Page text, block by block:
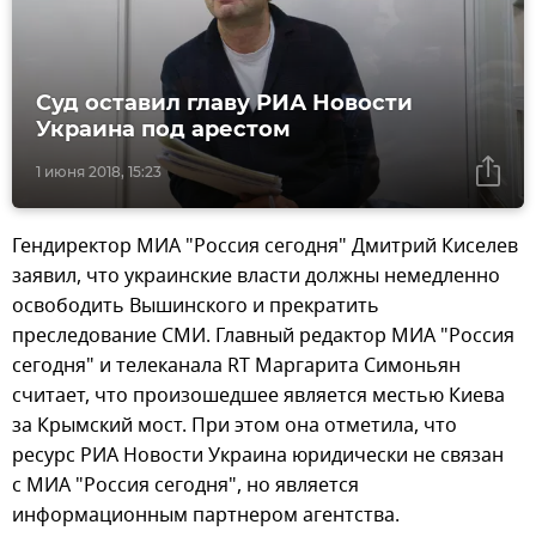
1 июня 2018, 15:23
Суд оставил главу РИА Новости
Украина под арестом
Гендиректор МИА "Россия сегодня" Дмитрий Киселев
заявил, что украинские власти должны немедленно
освободить Вышинского и прекратить
преследование СМИ. Главный редактор МИА "Россия
сегодня" и телеканала RT Маргарита Симоньян
считает, что произошедшее является местью Киева
за Крымский мост. При этом она отметила, что
ресурс РИА Новости Украина юридически не связан
с МИА "Россия сегодня", но является
информационным партнером агентства.